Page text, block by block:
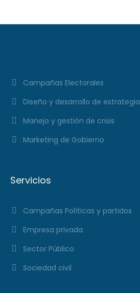
Campañas Electorales
Diseño y desarrollo de estrategia
Manejo y gestión de crisis
Marketing de Gobierno
Servicios
Campañas Políticas y partidos
Empresa privada
Sector Público
Sociedad civil